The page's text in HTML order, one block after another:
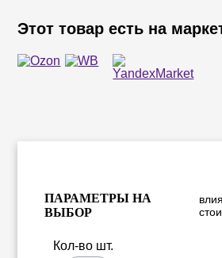
Этот товар есть на
ПАРАМЕТРЫ НА
ВЫБОР
Кол-во шт.